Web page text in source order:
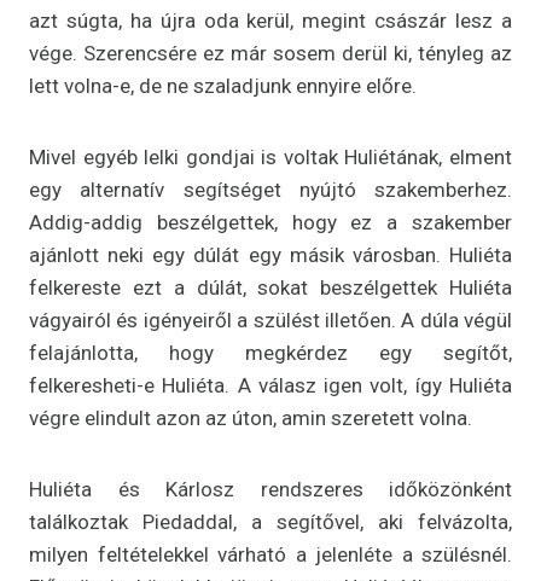
azt súgta, ha újra oda kerül, megint császár lesz a
vége. Szerencsére ez már sosem derül ki, tényleg az
lett volna-e, de ne szaladjunk ennyire előre.
Mivel egyéb lelki gondjai is voltak Huliétának, elment
egy alternatív segítséget nyújtó szakemberhez.
Addig-addig beszélgettek, hogy ez a szakember
ajánlott neki egy dúlát egy másik városban. Huliéta
felkereste ezt a dúlát, sokat beszélgettek Huliéta
vágyairól és igényeiről a szülést illetően. A dúla végül
felajánlotta, hogy megkérdez egy segítőt,
felkeresheti-e Huliéta. A válasz igen volt, így Huliéta
végre elindult azon az úton, amin szeretett volna.
Huliéta és Kárlosz rendszeres időközönként
találkoztak Piedaddal, a segítővel, aki felvázolta,
milyen feltételekkel várható a jelenléte a szülésnél.